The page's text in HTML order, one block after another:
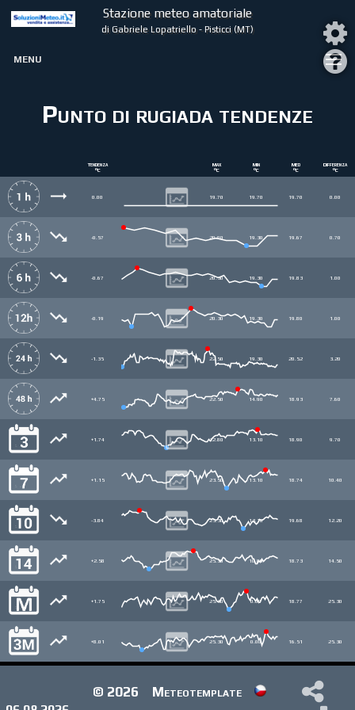
Stazione meteo amatoriale
di Gabriele Lopatriello - Pisticci (MT)
MENU
Punto di rugiada tendenze
Tendenza
°C
Max
°C
Min
°C
Med
°C
Differenza
°C
0.00 19.70 19.70 19.70 0.00
-0.57 20.00 19.30 19.67 0.70
-0.67 20.30 19.30 19.83 1.00
-0.19 20.30 19.30 19.80 1.00
-1.35 22.50 19.30 20.52 3.20
+4.75 22.50 14.90 18.93 7.60
+1.74 22.80 13.10 18.90 9.70
+1.15 23.50 13.10 18.74 10.40
-3.84 25.30 13.10 19.68 12.20
+2.58 25.30 10.80 18.73 14.50
+1.75 25.30 0.00 18.77 25.30
+8.01 25.30 0.00 16.51 25.30
© 2026
Meteotemplate